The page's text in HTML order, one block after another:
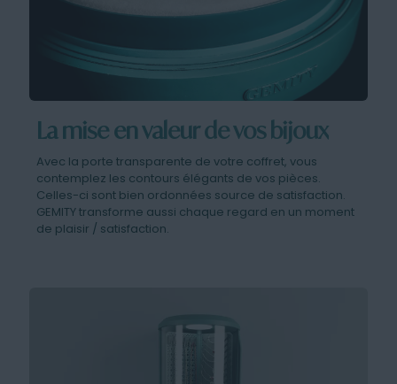
La mise en valeur de vos bijoux
Avec la porte transparente de votre coffret, vous
contemplez les contours élégants de vos pièces.
Celles-ci sont bien ordonnées source de satisfaction.
GEMITY transforme aussi chaque regard en un moment
de plaisir / satisfaction.